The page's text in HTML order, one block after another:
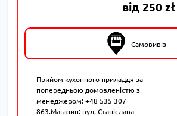
від 250 zł
Самовивіз
Прийом кухонного приладдя за
попередньою домовленістю з
менеджером: +48 535 307
863.Магазин: вул. Станіслава